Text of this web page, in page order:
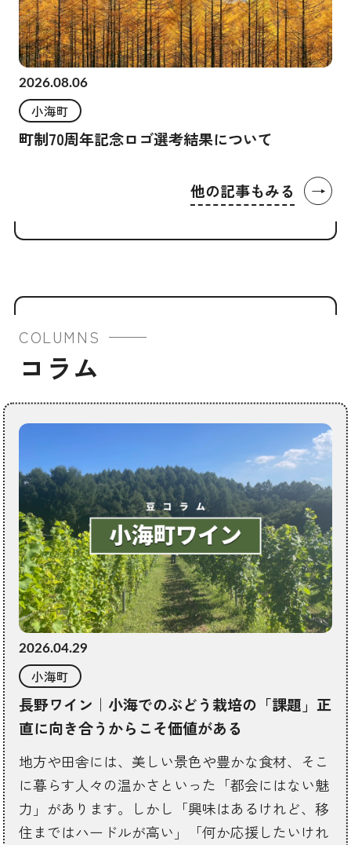
2026.08.06
小海町
町制70周年記念ロゴ選考結果について
他の記事もみる →
COLUMNS
コラム
2026.04.29
小海町
長野ワイン｜小海でのぶどう栽培の「課題」正
直に向き合うからこそ価値がある
地方や田舎には、美しい景色や豊かな食材、そこ
に暮らす人々の温かさといった「都会にはない魅
力」があります。しかし「興味はあるけれど、移
住まではハードルが高い」「何か応援したいけれ